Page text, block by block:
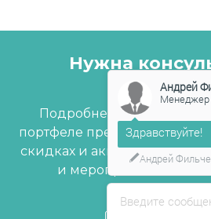
Нужна
Подробнее расскажем о
портфеле препаратов и
скидках и акциях, а также
и мероприятиях для
Введите
Андрей
Менеджер
Здравствуйте!
Андрей